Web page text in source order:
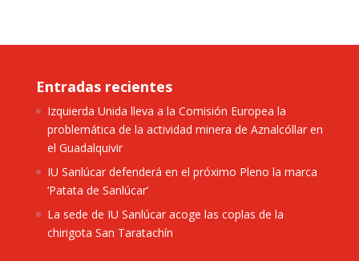
Entradas recientes
Izquierda Unida lleva a la Comisión Europea la
problemática de la actividad minera de Aznalcóllar en
el Guadalquivir
IU Sanlúcar defenderá en el próximo Pleno la marca
‘Patata de Sanlúcar’
La sede de IU Sanlúcar acoge las coplas de la
chirigota San Taratachín